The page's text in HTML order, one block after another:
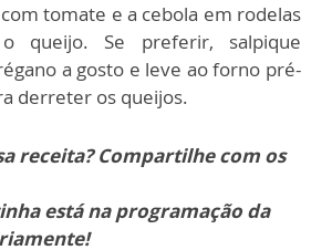
tomate e a cebola em rodelas
queijo. Se preferir, salpique
a gosto e leve ao forno pré-
derreter os queijos.
receita? Compartilhe com os
está na programação da